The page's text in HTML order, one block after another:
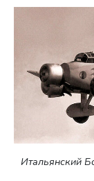
Итальянский